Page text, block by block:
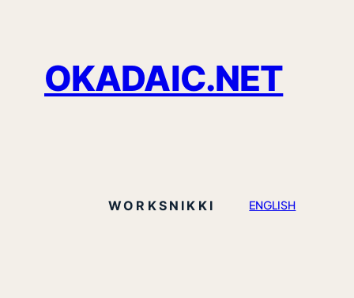
OKADAIC.NET
WORKS NIKKI ENGLISH